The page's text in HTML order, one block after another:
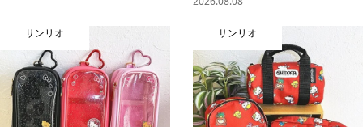
サンリオ サンリオ